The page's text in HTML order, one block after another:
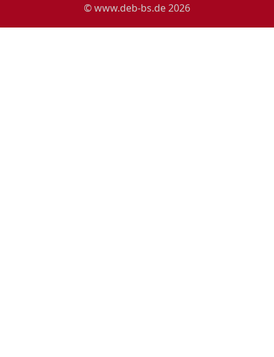
© www.deb-bs.de 2026